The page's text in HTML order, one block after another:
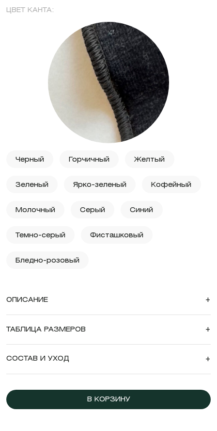
ЦВЕТ КАНТА:
Черный Горчичный Желтый
Зеленый Ярко-зеленый Кофейный
Молочный Серый Синий
Темно-серый Фисташковый
Бледно-розовый
ОПИСАНИЕ +
ТАБЛИЦА РАЗМЕРОВ +
СОСТАВ И УХОД +
В КОРЗИНУ